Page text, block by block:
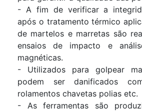
- A fim de verificar a
após o tratamento térmico
de martelos e marretas são
ensaios de impacto e
magnéticas.
- Utilizados para golpear
podem ser danificados
rolamentos chavetas polias etc.
- As ferramentas são